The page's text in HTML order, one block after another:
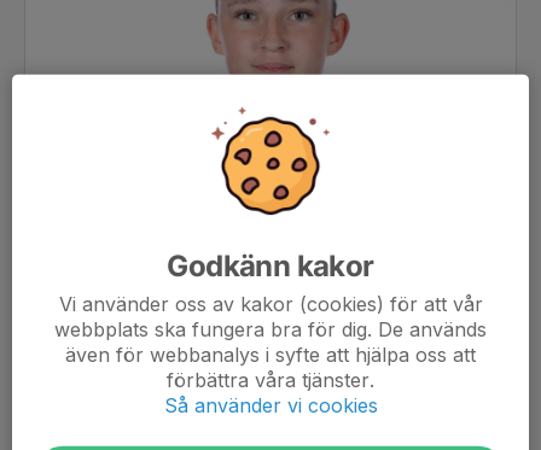
Godkänn kakor
Vi använder oss av kakor (cookies) för att vår
webbplats ska fungera bra för dig. De används
även för webbanalys i syfte att hjälpa oss att
förbättra våra tjänster.
Så använder vi cookies